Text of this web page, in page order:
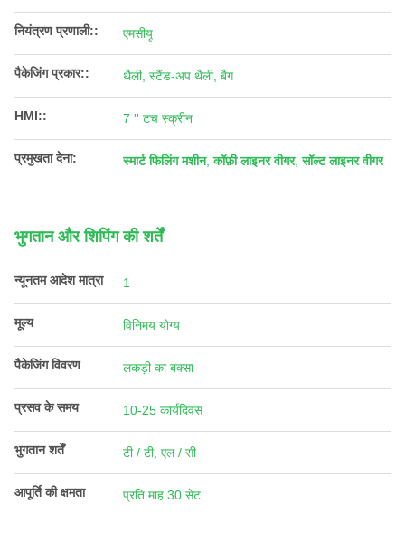
नियंत्रण प्रणाली:: एमसीयू
पैकेजिंग प्रकार:: थैली, स्टैंड-अप थैली, बैग
HMI:: 7 '' टच स्क्रीन
प्रमुखता देना: स्मार्ट फिलिंग मशीन,कॉफ़ी लाइनर वीगर,सॉल्ट लाइनर वीगर
भुगतान और शिपिंग की शर्तें
न्यूनतम आदेश मात्रा 1
मूल्य विनिमय योग्य
पैकेजिंग विवरण लकड़ी का बक्सा
प्रसव के समय 10-25 कार्यदिवस
भुगतान शर्तें टी / टी, एल / सी
आपूर्ति की क्षमता प्रति माह 30 सेट